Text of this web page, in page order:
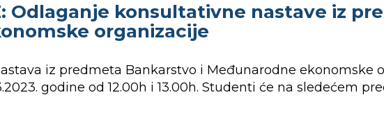
Odlaganje konsultativne nastave iz
organizacije
iz predmeta Bankarstvo i Međunarodne ekonomske
godine od 12.00h i 13.00h. Studenti će na sledećem